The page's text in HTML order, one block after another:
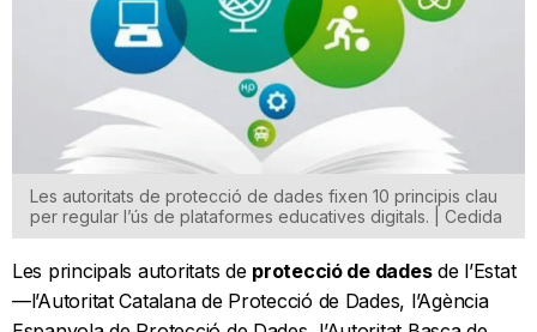
Les autoritats de protecció de dades fixen 10 principis clau
per regular l’ús de plataformes educatives digitals. | Cedida
Les principals autoritats de protecció de dadesde l’Estat
—l’Autoritat Catalana de Protecció de Dades, l’Agència